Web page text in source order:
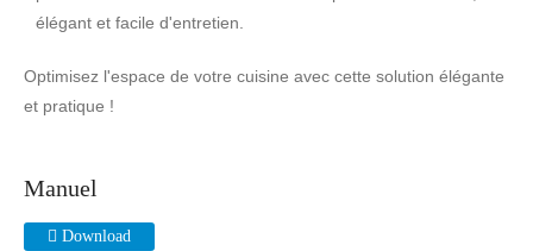
élégant et facile d'entretien.
Optimisez l'espace de votre cuisine avec cette solution élégante
et pratique !
Manuel
Download